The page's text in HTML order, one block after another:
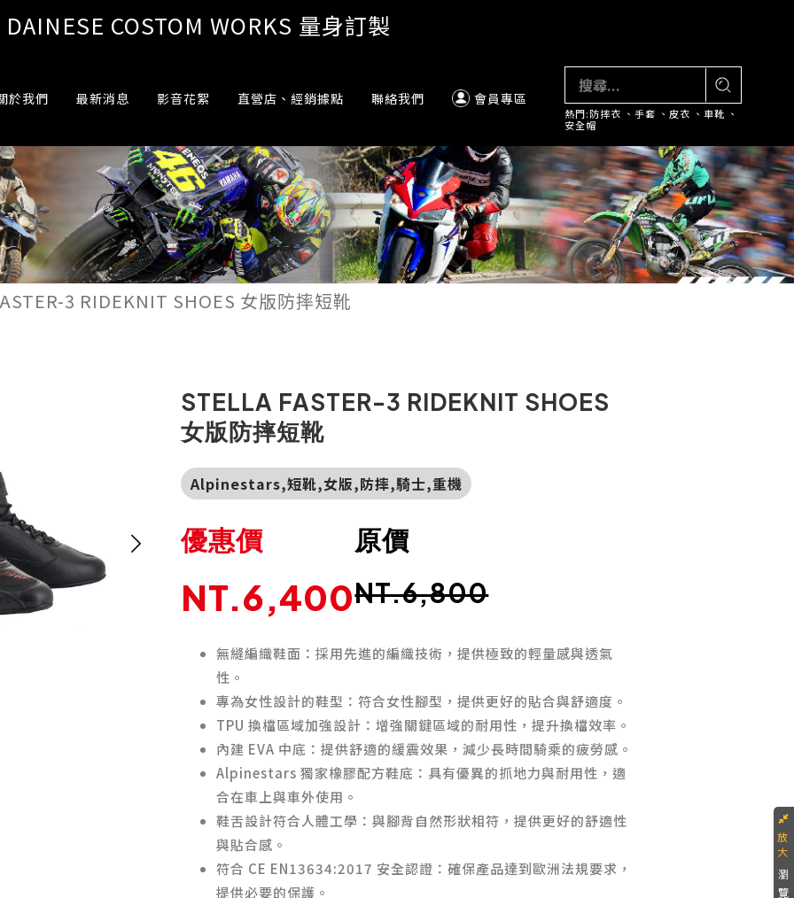
DAINESE COSTOM WORKS 量身訂製
於我們 最新消息 影音花絮 直營店、經銷據點 聯絡我們 會員專區
熱門:防摔衣 、手套 、 皮衣 、車靴 、
安全帽
3 RIDEKNIT SHOES 女版防摔短靴
STELLA FASTER-3 RIDEKNIT SHOES
女版防摔短靴
Alpinestars,短靴,女版,防摔,騎士,重機
原價
NT.6,800
優惠價
NT.6,400
無縫編織鞋面：採用先進的編織技術，提供極致的輕量感與透氣
性。
專為女性設計的鞋型：符合女性腳型，提供更好的貼合與舒適度。
TPU 換檔區域加強設計：增強關鍵區域的耐用性，提升換檔效率。
內建 EVA 中底：提供舒適的緩震效果，減少長時間騎乘的疲勞感。
Alpinestars 獨家橡膠配方鞋底：具有優異的抓地力與耐用性，適
合在車上與車外使用。
鞋舌設計符合人體工學：與腳背自然形狀相符，提供更好的舒適性
與貼合感。
符合 CE EN13634:2017 安全認證：確保產品達到歐洲法規要求，
提供必要的保護。
瀏
覽